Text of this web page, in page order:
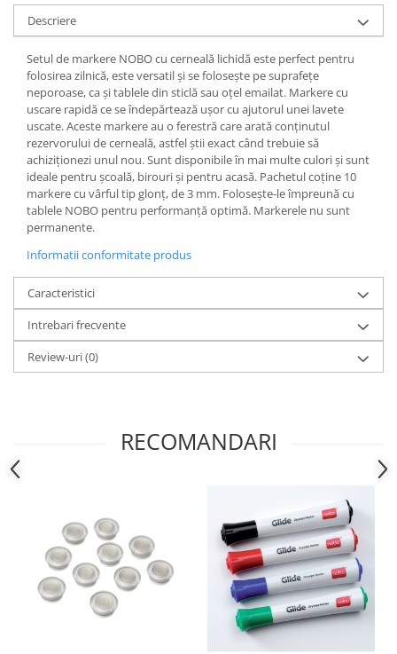
Accesorii pentru curatenie
Tipografie si stampile
Formulare tipizate
Caiete si blocnotesuri
personalizate
Stampile, tusiere si tus
Protectia muncii si Imbracaminte
Imbracaminte
Tricouri
Bluze & Pulovere
Camasi
Pantaloni
Pantaloni cu pieptar
Hanorace
Jachete
Impermeabile
Incaltaminte de lucru si protectie
Echipamente medicale
Manusi de protectie
Accesorii pentru protectia capului
Casti de protectie
Descriere
Setul de markere NOBO cu cerneală lichidă este perfect pentru
folosirea zilnică, este versatil și se folosește pe suprafețe
neporoase, ca și tablele din sticlă sau oțel emailat. Markere cu
uscare rapidă ce se îndepărtează ușor cu ajutorul unei lavete
uscate. Aceste markere au o ferestră care arată conținutul
rezervorului de cerneală, astfel știi exact când trebuie să
achiziționezi unul nou. Sunt disponibile în mai multe culori și sunt
ideale pentru școală, birouri și pentru acasă. Pachetul coține 10
markere cu vârful tip glonț, de 3 mm. Folosește-le împreună cu
tablele NOBO pentru performanță optimă. Markerele nu sunt
permanente.
Informatii conformitate produs
Caracteristici
Intrebari frecvente
Review-uri(0)
RECOMANDARI